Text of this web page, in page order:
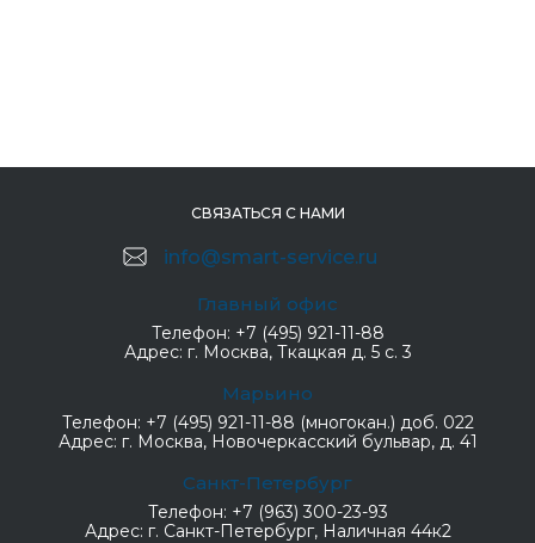
СВЯЗАТЬСЯ С НАМИ
info@smart-service.ru
Главный офис
Телефон: +7 (495) 921-11-88
Адрес: г. Москва, Ткацкая д. 5 с. 3
Марьино
Телефон: +7 (495) 921-11-88 (многокан.) доб. 022
Адрес: г. Москва, Новочеркасский бульвар, д. 41
Санкт-Петербург
Телефон: +7 (963) 300-23-93
Адрес: г. Санкт-Петербург, Наличная 44к2